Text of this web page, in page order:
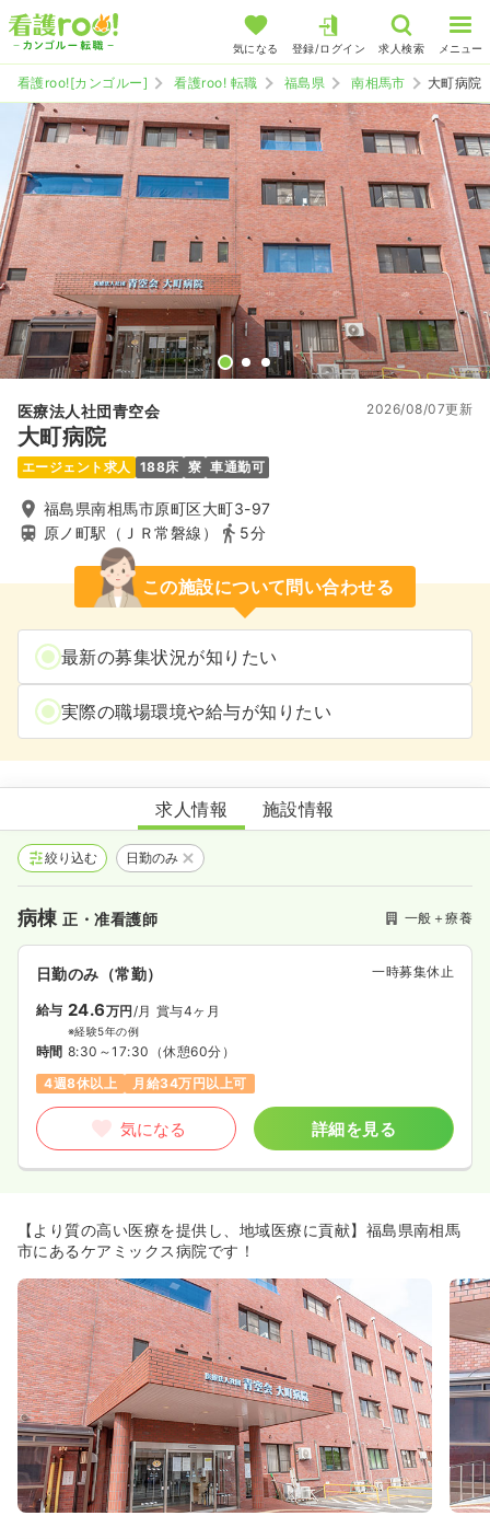
気になる 登録/ログイン 求人検索 メニュー
看護roo![カンゴルー] 看護roo! 転職 福島県 南相馬市 大町病院
医療法人社団青空会
大町病院
2026/08/07更新
エージェント求人 188床 寮 車通勤可
福島県南相馬市原町区大町3-97
原ノ町駅（ＪＲ常磐線）
5分
この施設について問い合わせる
最新の募集状況が知りたい
実際の職場環境や給与が知りたい
大町病院
求人情報 施設情報
絞り込む 日勤のみ
病棟正・准看護師 一般＋療養
日勤のみ（常勤） 一時募集休止
給与 24.6万円/月 賞与4ヶ月
※経験5年の例
時間 8:30～17:30 （休憩60分）
4週8休以上
月給34万円以上可
気になる 詳細を見る
【より質の高い医療を提供し、地域医療に貢献】福島県南相馬
市にあるケアミックス病院です！